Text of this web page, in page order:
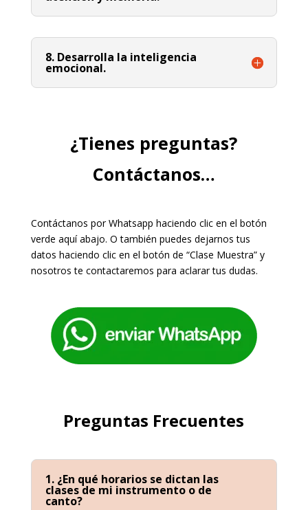
8. Desarrolla la inteligencia
emocional.
¿Tienes preguntas?
Contáctanos…
Contáctanos por Whatsapp haciendo clic en el botón
verde aquí abajo. O también puedes dejarnos tus
datos haciendo clic en el botón de “Clase Muestra” y
nosotros te contactaremos para aclarar tus dudas.
Preguntas Frecuentes
1. ¿En qué horarios se dictan las
clases de mi instrumento o de
canto?